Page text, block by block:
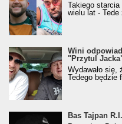
Takiego starcia
wielu lat - Tede
Wini
"Przytul
Wydawało się,
Tedego będzie
Bas Tajpan